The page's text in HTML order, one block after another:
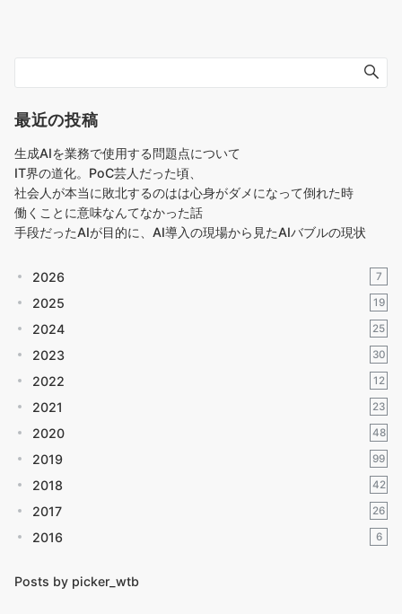
最近の投稿
生成AIを業務で使用する問題点について
IT界の道化。PoC芸人だった頃、
社会人が本当に敗北するのはは心身がダメになって倒れた時
働くことに意味なんてなかった話
手段だったAIが目的に、AI導入の現場から見たAIバブルの現状
2026 7
2025 19
2024 25
2023 30
2022 12
2021 23
2020 48
2019 99
2018 42
2017 26
2016 6
Posts by picker_wtb